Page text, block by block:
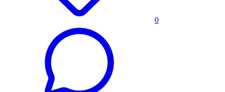
0